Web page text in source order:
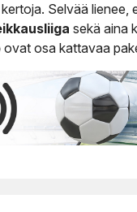
Selvää lienee,
sekä aina
ovat osa kattavaa